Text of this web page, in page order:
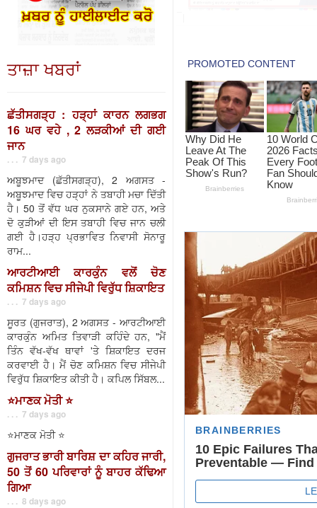
ਤਾਜ਼ਾ ਖਬਰਾਂ
ਛੱਤੀਸਗੜ੍ਹ : ਹੜ੍ਹਾਂ ਕਾਰਨ ਲਗਭਗ
16 ਘਰ ਵਹੇ , 2 ਲੜਕੀਆਂ ਦੀ ਗਈ
ਜਾਨ
. . . 7 days ago
ਅਬੂਝਮਾਦ (ਛੱਤੀਸਗੜ੍ਹ), 2 ਅਗਸਤ -
ਅਬੂਝਮਾਦ ਵਿਚ ਹੜ੍ਹਾਂ ਨੇ ਤਬਾਹੀ ਮਚਾ ਦਿੱਤੀ
ਹੈ। 50 ਤੋਂ ਵੱਧ ਘਰ ਨੁਕਸਾਨੇ ਗਏ ਹਨ, ਅਤੇ
ਦੋ ਕੁੜੀਆਂ ਦੀ ਇਸ ਤਬਾਹੀ ਵਿਚ ਜਾਨ ਚਲੀ
ਗਈ ਹੈ।ਹੜ੍ਹ ਪ੍ਰਭਾਵਿਤ ਨਿਵਾਸੀ ਸੋਨਾਰੂ
ਰਾਮ...
ਆਰਟੀਆਈ ਕਾਰਕੁੰਨ ਵਲੋਂ ਚੋਣ
ਕਮਿਸ਼ਨ ਵਿਚ ਸੀਜੇਪੀ ਵਿਰੁੱਧ ਸ਼ਿਕਾਇਤ
. . . 7 days ago
ਸੂਰਤ (ਗੁਜਰਾਤ), 2 ਅਗਸਤ - ਆਰਟੀਆਈ
ਕਾਰਕੁੰਨ ਅਮਿਤ ਤਿਵਾੜੀ ਕਹਿੰਦੇ ਹਨ, "ਮੈਂ
ਤਿੰਨ ਵੱਖ-ਵੱਖ ਥਾਵਾਂ 'ਤੇ ਸ਼ਿਕਾਇਤ ਦਰਜ
ਕਰਵਾਈ ਹੈ। ਮੈਂ ਚੋਣ ਕਮਿਸ਼ਨ ਵਿਚ ਸੀਜੇਪੀ
ਵਿਰੁੱਧ ਸ਼ਿਕਾਇਤ ਕੀਤੀ ਹੈ। ਕਪਿਲ ਸਿੱਬਲ...
⭐️ਮਾਣਕ ਮੋਤੀ ⭐️
. . . 7 days ago
⭐️ਮਾਣਕ ਮੋਤੀ ⭐️
ਗੁਜਰਾਤ ਭਾਰੀ ਬਾਰਿਸ਼ ਦਾ ਕਹਿਰ ਜਾਰੀ,
50 ਤੋਂ 60 ਪਰਿਵਾਰਾਂ ਨੂੰ ਬਾਹਰ ਕੱਢਿਆ
ਗਿਆ
. . . 8 days ago